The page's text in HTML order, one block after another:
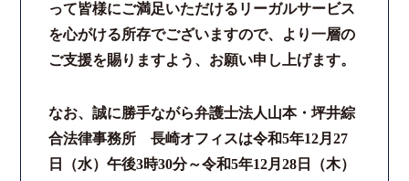
スタッフインタビュー
カウンセリング
法律相談継続サポートプラン
よくあるご質問
って皆様にご満足いただけるリーガルサービス
を心がける所存でございますので、より一層の
ご支援を賜りますよう、お願い申し上げます。
なお、誠に勝手ながら弁護士法人山本・坪井綜
合法律事務所 長崎オフィスは令和5年12月27
日（水）午後3時30分～令和5年12月28日（木）